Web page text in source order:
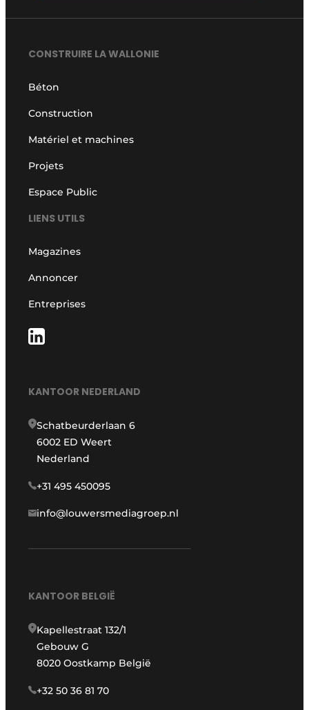
CONSTRUIRE LA WALLONIE
Béton
Construction
Matériel et machines
Projets
Espace Public
LIENS UTILS
Magazines
Annoncer
Entreprises
KANTOOR NEDERLAND
Schatbeurderlaan 6
6002 ED Weert
Nederland
+31 495 450095
info@louwersmediagroep.nl
KANTOOR BELGIË
Kapellestraat 132/1
Gebouw G
8020 Oostkamp België
+32 50 36 81 70